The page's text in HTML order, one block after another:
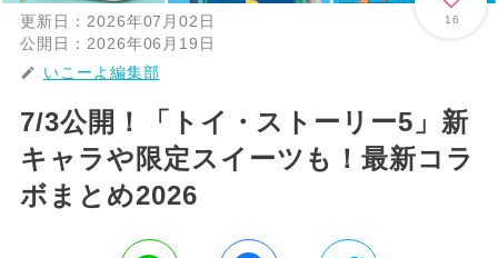
16
更新日： 2026年07月02日
公開日： 2026年06月19日
いこーよ編集部
7/3公開！「トイ・ストーリー5」新
キャラや限定スイーツも！最新コラ
ボまとめ2026